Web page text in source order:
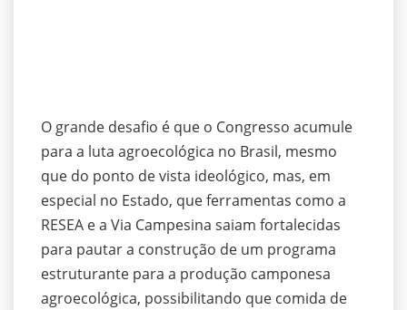
O grande desafio é que o Congresso acumule
para a luta agroecológica no Brasil, mesmo
que do ponto de vista ideológico, mas, em
especial no Estado, que ferramentas como a
RESEA e a Via Campesina saiam fortalecidas
para pautar a construção de um programa
estruturante para a produção camponesa
agroecológica, possibilitando que comida de